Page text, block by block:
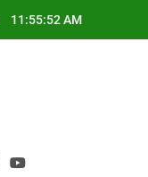
11:55:52 AM